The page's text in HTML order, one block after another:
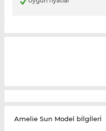
Amelie Sun Model bİlgİlerİ